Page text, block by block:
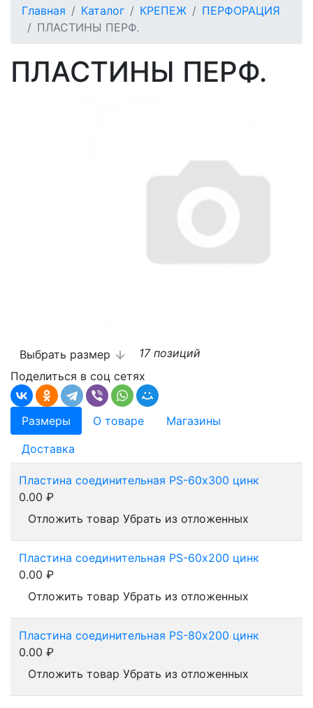
Главная Каталог КРЕПЕЖ
ПЕРФОРАЦИЯ
ПЛАСТИНЫ ПЕРФ.
ПЛАСТИНЫ ПЕРФ.
Выбрать размер
17 позиций
Поделиться в соц сетях
Размеры О товаре
Магазины
Доставка
Пластина соединительная PS-60х300 цинк
0.00 ₽
Отложить товар Убрать из отложенных
Пластина соединительная PS-60х200 цинк
0.00 ₽
Отложить товар Убрать из отложенных
Пластина соединительная PS-80х200 цинк
0.00 ₽
Отложить товар Убрать из отложенных